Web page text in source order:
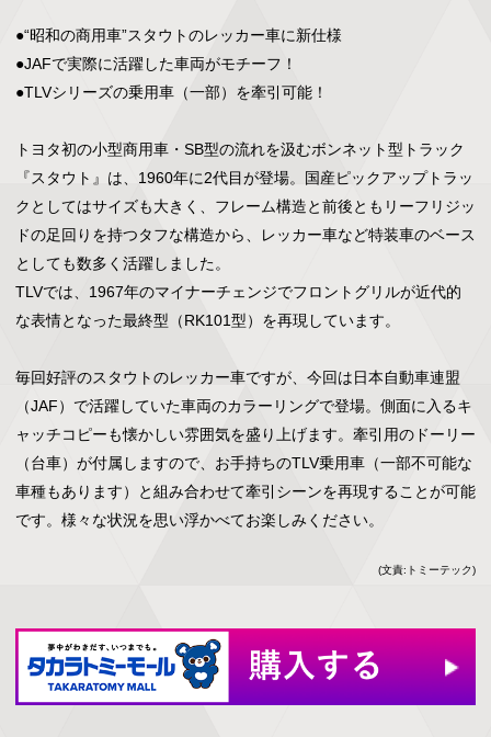
●“昭和の商用車”スタウトのレッカー車に新仕様
●JAFで実際に活躍した車両がモチーフ！
●TLVシリーズの乗用車（一部）を牽引可能！
トヨタ初の小型商用車・SB型の流れを汲むボンネット型トラック
『スタウト』は、1960年に2代目が登場。国産ピックアップトラッ
クとしてはサイズも大きく、フレーム構造と前後ともリーフリジッ
ドの足回りを持つタフな構造から、レッカー車など特装車のベース
としても数多く活躍しました。
TLVでは、1967年のマイナーチェンジでフロントグリルが近代的
な表情となった最終型（RK101型）を再現しています。
毎回好評のスタウトのレッカー車ですが、今回は日本自動車連盟
（JAF）で活躍していた車両のカラーリングで登場。側面に入るキ
ャッチコピーも懐かしい雰囲気を盛り上げます。牽引用のドーリー
（台車）が付属しますので、お手持ちのTLV乗用車（一部不可能な
車種もあります）と組み合わせて牽引シーンを再現することが可能
です。様々な状況を思い浮かべてお楽しみください。
(文責:トミーテック)